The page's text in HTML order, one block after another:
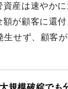
産は速やか
が顧客に還
せず、顧客